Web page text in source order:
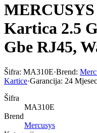
Kartica 2.5
Gbe RJ45,
Šifra: MA310E·Brend:
Kartice·Garancija: 24
Šifra
MA310E
Brend
Mercusys